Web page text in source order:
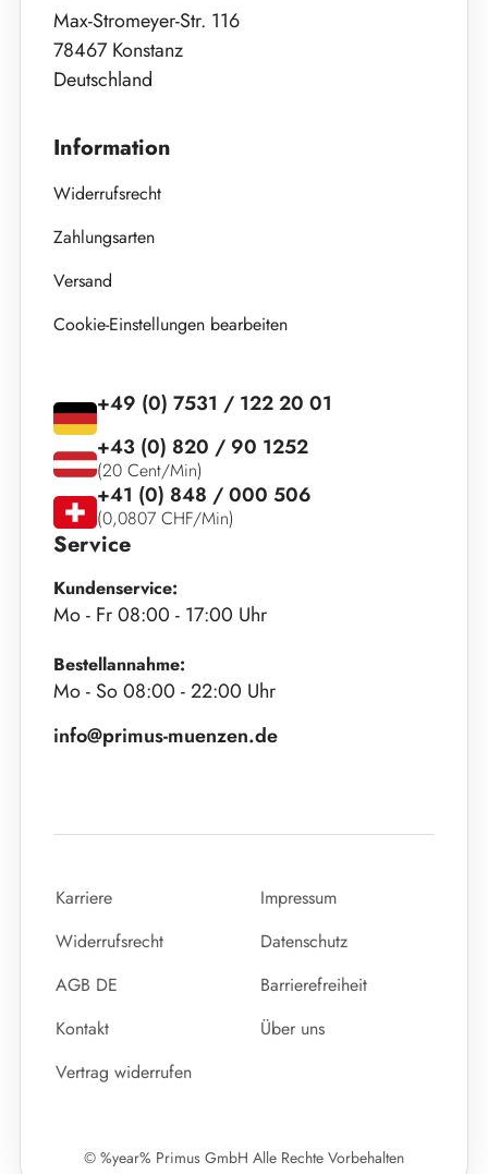
Max-Stromeyer-Str. 116
78467 Konstanz
Deutschland
Information
Widerrufsrecht
Zahlungsarten
Versand
Cookie-Einstellungen bearbeiten
Service
Kundenservice:
Mo - Fr 08:00 - 17:00 Uhr
Bestellannahme:
Mo - So 08:00 - 22:00 Uhr
info@primus-muenzen.de
+49 (0) 7531 / 122 20 01
+43 (0) 820 / 90 1252
(20 Cent/Min)
+41 (0) 848 / 000 506
(0,0807 CHF/Min)
Karriere
Impressum
Widerrufsrecht
Datenschutz
AGB DE
Barrierefreiheit
Kontakt
Über uns
Vertrag widerrufen
© %year% Primus GmbH Alle Rechte Vorbehalten